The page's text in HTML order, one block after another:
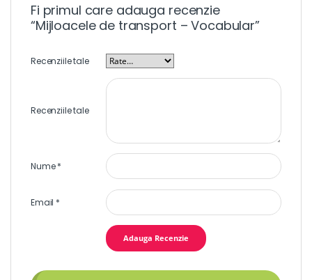
Fi primul care adauga recenzie
“Mijloacele de transport – Vocabular”
Recenziile tale
Recenziile tale
Nume*
Email *